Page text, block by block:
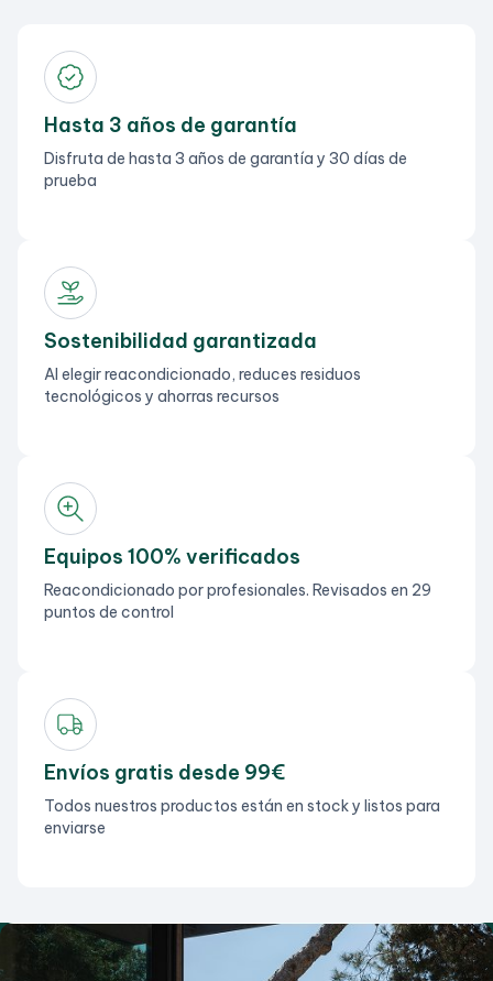
Hasta 3 años de garantía
Disfruta de hasta 3 años de garantía y 30 días de
prueba
Sostenibilidad garantizada
Al elegir reacondicionado, reduces residuos
tecnológicos y ahorras recursos
Equipos 100% verificados
Reacondicionado por profesionales. Revisados en 29
puntos de control
Envíos gratis desde 99€
Todos nuestros productos están en stock y listos para
enviarse